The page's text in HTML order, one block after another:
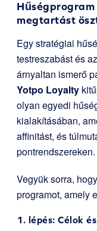
megtartást
Egy stratégiai
testreszabást és
árnyaltan ismerő
Yotpo Loyalty
olyan egyedi
kialakításában,
affinitást, és
pontrendszereken.
Vegyük sorra,
programot, amely
1. lépés: Célok